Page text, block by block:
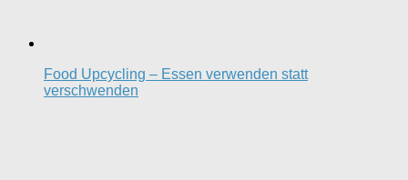
Food Upcycling – Essen verwenden statt
verschwenden